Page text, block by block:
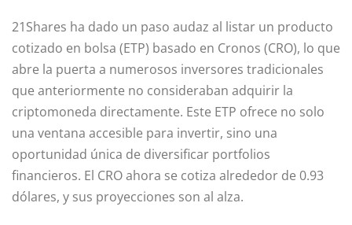
21Shares ha dado un paso audaz al listar un producto
cotizado en bolsa (ETP) basado en Cronos (CRO), lo que
abre la puerta a numerosos inversores tradicionales
que anteriormente no consideraban adquirir la
criptomoneda directamente. Este ETP ofrece no solo
una ventana accesible para invertir, sino una
oportunidad única de diversificar portfolios
financieros. El CRO ahora se cotiza alrededor de 0.93
dólares, y sus proyecciones son al alza.